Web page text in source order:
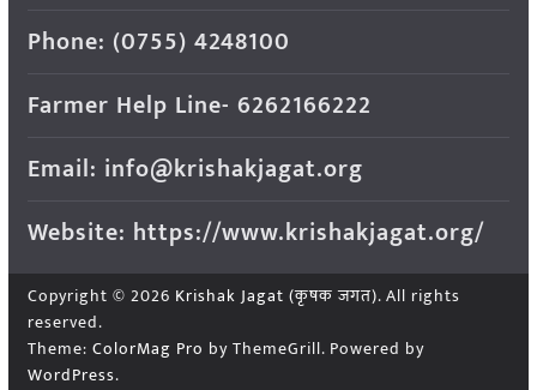
Phone: (0755) 4248100
Farmer Help Line- 6262166222
Email: info@krishakjagat.org
Website: https://www.krishakjagat.org/
Copyright © 2026 Krishak Jagat (कृषक जगत). All rights
reserved.
Theme: ColorMag Pro by ThemeGrill. Powered by
WordPress.